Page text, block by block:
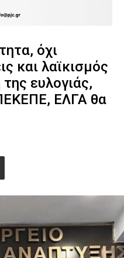
όχι
και λαϊκισμός
ευλογιάς,
ΕΛΓΑ θα